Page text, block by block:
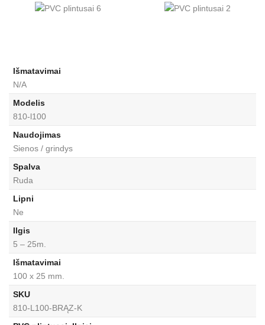
Išmatavimai
N/A
Modelis
810-l100
Naudojimas
Sienos / grindys
Spalva
Ruda
Lipni
Ne
Ilgis
5 – 25m.
Išmatavimai
100 x 25 mm.
SKU
810-L100-BRĄZ-K